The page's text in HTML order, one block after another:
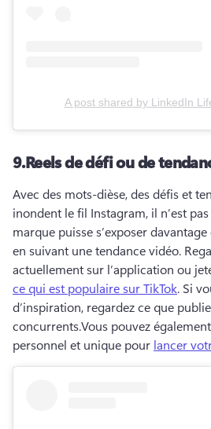
A post shared by LinkedIn
9.Reels de défi ou de
Avec des mots-dièse, des défis et
inondent le fil Instagram, il n’est
marque puisse s’exposer
en suivant une tendance vidéo.
actuellement sur l’application ou
ce qui est populaire sur TikTok. Si
d’inspiration, regardez ce que
concurrents.Vous pouvez
personnel et unique pour lancer